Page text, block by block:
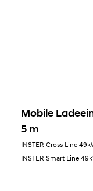
Mobile
5 m
INSTER Cross Line
INSTER Smart Line